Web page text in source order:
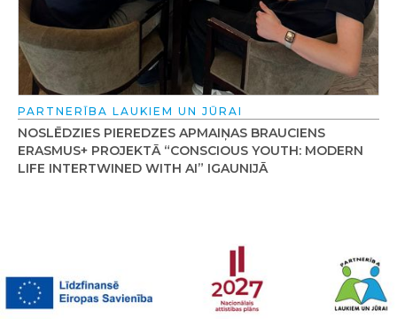
PARTNERĪBA LAUKIEM UN JŪRAI
NOSLĒDZIES PIEREDZES APMAIŅAS BRAUCIENS
ERASMUS+ PROJEKTĀ “CONSCIOUS YOUTH: MODERN
LIFE INTERTWINED WITH AI” IGAUNIJĀ